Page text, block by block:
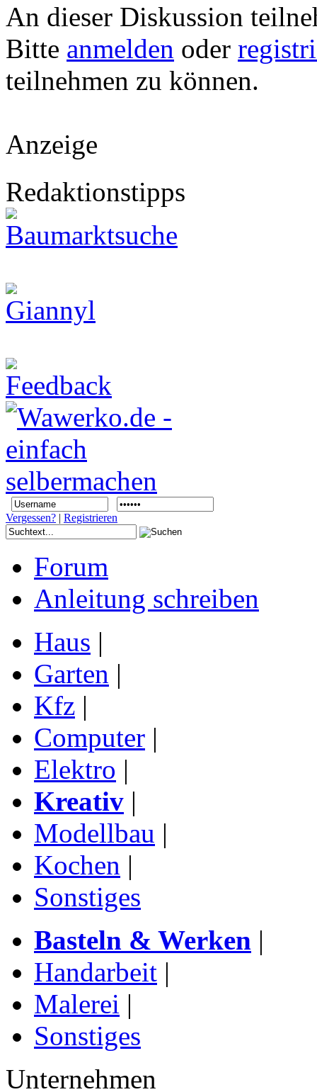
An dieser Diskussion
Bitte anmelden oder
teilnehmen zu können.
Anzeige
Redaktionstipps
Vergessen? | Registrieren
Forum
Anleitung schreiben
Haus |
Garten |
Kfz |
Computer |
Elektro |
Kreativ |
Modellbau |
Kochen |
Sonstiges
Basteln & Werken |
Handarbeit |
Malerei |
Sonstiges
Unternehmen